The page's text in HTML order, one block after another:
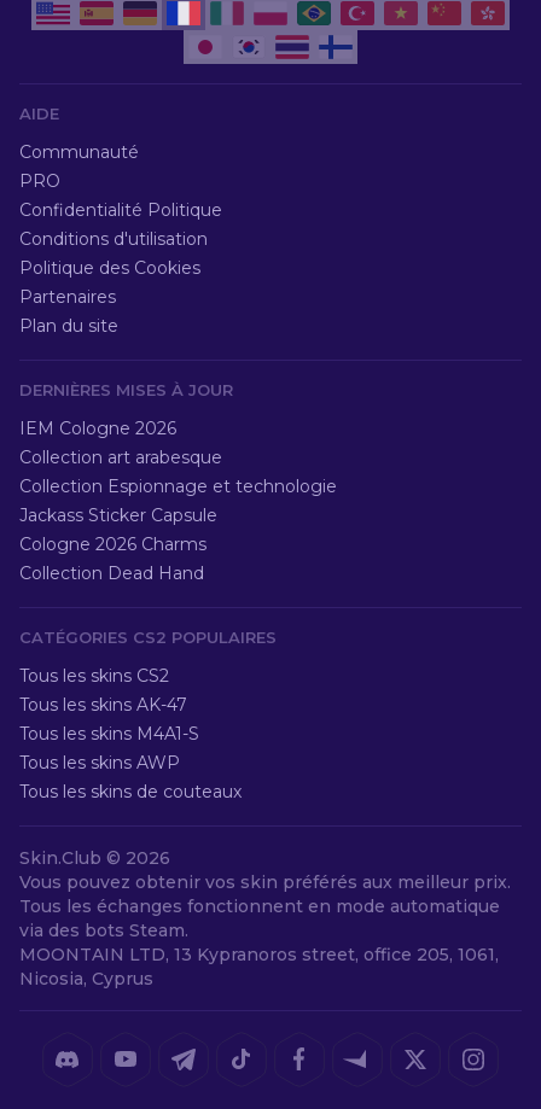
AIDE
Communauté
PRO
Confidentialité Politique
Conditions d'utilisation
Politique des Cookies
Partenaires
Plan du site
DERNIÈRES MISES À JOUR
IEM Cologne 2026
Collection art arabesque
Collection Espionnage et technologie
Jackass Sticker Capsule
Cologne 2026 Charms
Collection Dead Hand
CATÉGORIES CS2 POPULAIRES
Tous les skins CS2
Tous les skins AK-47
Tous les skins M4A1-S
Tous les skins AWP
Tous les skins de couteaux
Skin.Club © 2026
Vous pouvez obtenir vos skin préférés aux meilleur prix.
Tous les échanges fonctionnent en mode automatique
via des bots Steam.
MOONTAIN LTD, 13 Kypranoros street, office 205, 1061,
Nicosia, Cyprus